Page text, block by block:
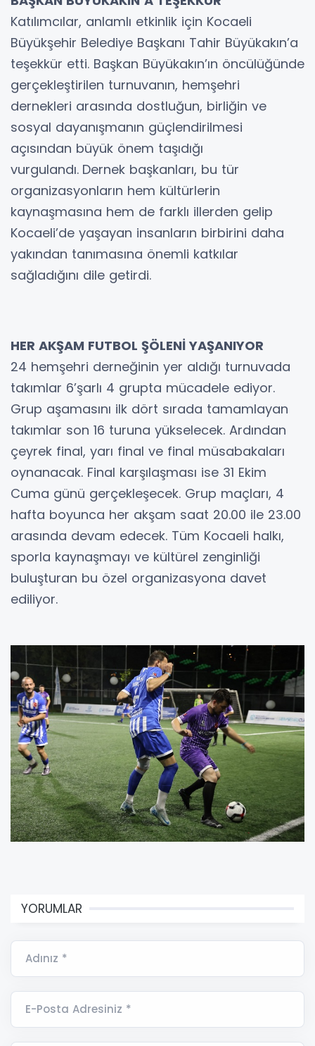
Katılımcılar, anlamlı etkinlik için Kocaeli
Büyükşehir Belediye Başkanı Tahir Büyükakın’a
teşekkür etti. Başkan Büyükakın’ın öncülüğünde
gerçekleştirilen turnuvanın, hemşehri
dernekleri arasında dostluğun, birliğin ve
sosyal dayanışmanın güçlendirilmesi
açısından büyük önem taşıdığı
vurgulandı. Dernek başkanları, bu tür
organizasyonların hem kültürlerin
kaynaşmasına hem de farklı illerden gelip
Kocaeli’de yaşayan insanların birbirini daha
yakından tanımasına önemli katkılar
sağladığını dile getirdi.
HER AKŞAM FUTBOL ŞÖLENİ YAŞANIYOR
24 hemşehri derneğinin yer aldığı turnuvada
takımlar 6’şarlı 4 grupta mücadele ediyor.
Grup aşamasını ilk dört sırada tamamlayan
takımlar son 16 turuna yükselecek. Ardından
çeyrek final, yarı final ve final müsabakaları
oynanacak. Final karşılaşması ise 31 Ekim
Cuma günü gerçekleşecek. Grup maçları, 4
hafta boyunca her akşam saat 20.00 ile 23.00
arasında devam edecek. Tüm Kocaeli halkı,
sporla kaynaşmayı ve kültürel zenginliği
buluşturan bu özel organizasyona davet
ediliyor.
YORUMLAR
Adınız *
E-Posta Adresiniz *